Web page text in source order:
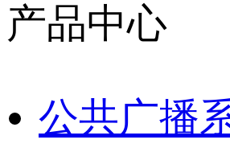
产品中心
公共广播